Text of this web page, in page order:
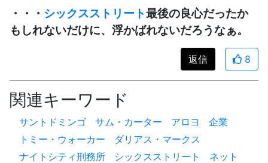
・・・ シックスストリート最後の良心だったか
もしれないだけに、浮かばれないだろうなぁ。
返信 8
関連キーワード
サントドミンゴ サム・カーター アロヨ
企業
トミー・ウォーカー
ダリアス・マークス
ナイトシティ刑務所
シックスストリート
ネット